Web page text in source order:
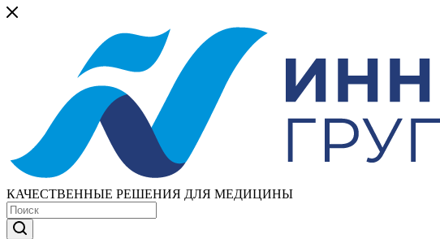
КАЧЕСТВЕННЫЕ РЕШЕНИЯ ДЛЯ МЕДИЦИНЫ